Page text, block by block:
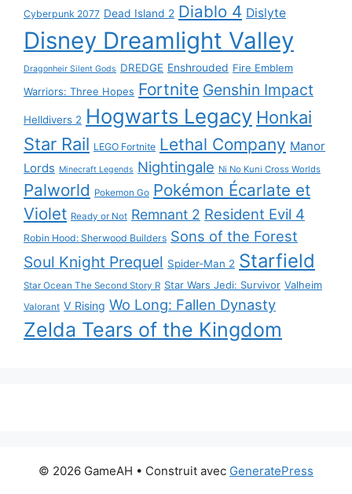
Cyberpunk 2077 Dead Island 2 Diablo 4 Dislyte
Disney Dreamlight Valley
Dragonheir Silent Gods DREDGE Enshrouded Fire Emblem
Warriors: Three Hopes Fortnite Genshin Impact
Helldivers 2 Hogwarts Legacy Honkai
Star Rail LEGO Fortnite Lethal Company Manor
Lords Minecraft Legends Nightingale Ni No Kuni Cross Worlds
Palworld Pokemon Go Pokémon Écarlate et
Violet Ready or Not Remnant 2 Resident Evil 4
Robin Hood: Sherwood Builders Sons of the Forest
Soul Knight Prequel Spider-Man 2 Starfield
Star Ocean The Second Story R Star Wars Jedi: Survivor Valheim
Valorant V Rising Wo Long: Fallen Dynasty
Zelda Tears of the Kingdom
© 2026 GameAH • Construit avec GeneratePress